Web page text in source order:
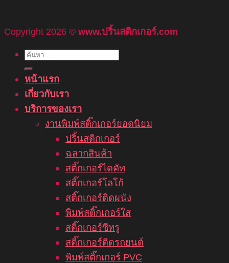
Copyright 2026 © www.ปริ้นสติกเกอร์.com
ค้นหา:
หน้าแรก
เกี่ยวกับเรา
บริการของเรา
งานพิมพ์สติ๊กเกอร์ยอดนิยม
ปริ้นสติกเกอร์
ฉลากสินค้า
สติ๊กเกอร์ไดคัท
สติ๊กเกอร์โลโก้
สติ๊กเกอร์ติดผนัง
พิมพ์สติ๊กเกอร์ใส
สติ๊กเกอร์ซีทรู
สติ๊กเกอร์ติดรถยนต์
พิมพ์สติ๊กเกอร์ PVC